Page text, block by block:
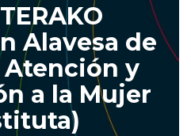
Alavesa de
y
a la Mujer